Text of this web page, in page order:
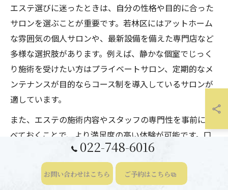
エステ選びに迷ったときは、自分の性格や目的に合った
サロンを選ぶことが重要です。若林区にはアットホーム
な雰囲気の個人サロンや、最新設備を備えた専門店など
多様な選択肢があります。例えば、静かな個室でじっく
り施術を受けたい方はプライベートサロン、定期的なメ
ンテナンスが目的ならコース制を導入しているサロンが
適しています。
また、エステの施術内容やスタッフの専門性を事前に調
べておくことで、より満足度の高い体験が可能です。口
コミや体験談を参考に、実際の利用者の声を重視しまし
ょう。初回はトライアルメニューを利用して、サロンの
雰囲気や施術の流れを体感するのも失敗しないポイント
022-748-6016
お問い合わせはこちら ご予約はこちら